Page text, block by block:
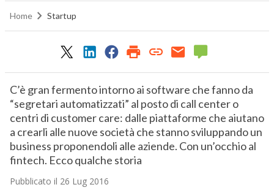
Home Startup
C’è gran fermento intorno ai software che fanno da
“segretari automatizzati” al posto di call center o
centri di customer care: dalle piattaforme che aiutano
a crearli alle nuove società che stanno sviluppando un
business proponendoli alle aziende. Con un’occhio al
fintech. Ecco qualche storia
Pubblicato il 26 Lug 2016